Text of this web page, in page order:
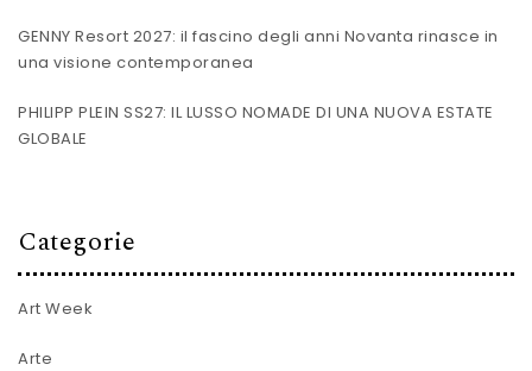
GENNY Resort 2027: il fascino degli anni Novanta rinasce in
una visione contemporanea
PHILIPP PLEIN SS27: IL LUSSO NOMADE DI UNA NUOVA ESTATE
GLOBALE
Categorie
Art Week
Arte